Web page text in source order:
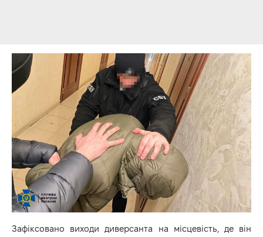
Зафіксовано виходи диверсанта на місцевість, де він